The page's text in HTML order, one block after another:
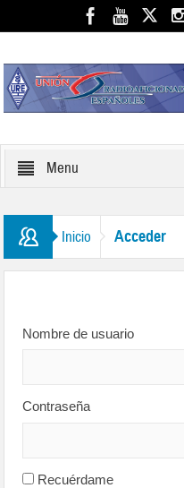
Menu
Inicio Acceder
Nombre de usuario
Contraseña
Recuérdame